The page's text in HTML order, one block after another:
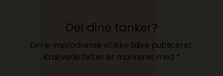
Del dine tanker?
Din e-mailadresse vil ikke blive publiceret.
Krævede felter er markeret med *